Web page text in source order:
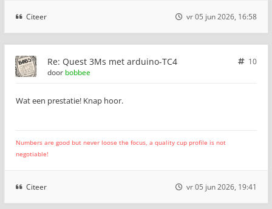
Citeer vr 05 jun 2026, 16:58
Re: Quest 3Ms met arduino-TC4
10
door bobbee
Wat een prestatie! Knap hoor.
Numbers are good but never loose the focus, a quality cup profile is not
negotiable!
Citeer vr 05 jun 2026, 19:41